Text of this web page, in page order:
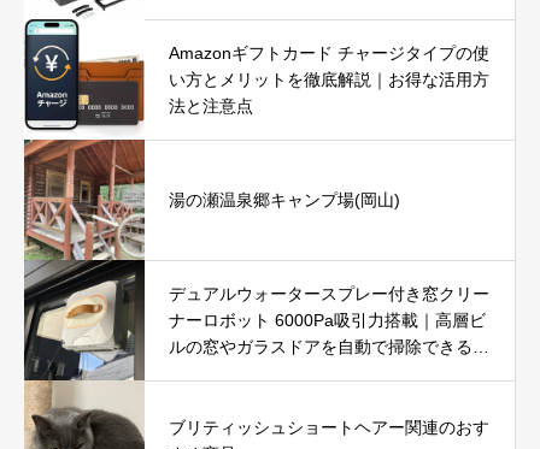
Amazonギフトカード チャージタイプの使
い方とメリットを徹底解説｜お得な活用方
法と注意点
湯の瀬温泉郷キャンプ場(岡山)
デュアルウォータースプレー付き窓クリー
ナーロボット 6000Pa吸引力搭載｜高層ビ
ルの窓やガラスドアを自動で掃除できる窓
ブリティッシュショートヘアー関連のおす